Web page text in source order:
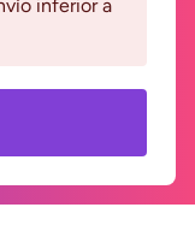
inferior a